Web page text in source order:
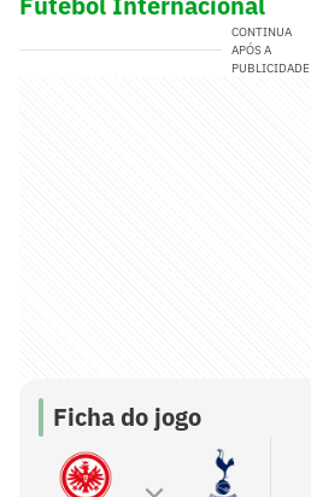
CONTINUA
APÓS A
PUBLICIDADE
Ficha do jogo